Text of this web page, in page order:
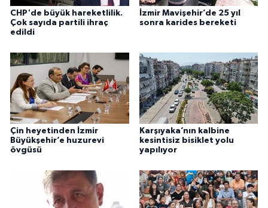
CHP'de büyük hareketlilik.
Çok sayıda partili ihraç
edildi
İzmir Mavişehir’de 25 yıl
sonra karides bereketi
Çin heyetinden İzmir
Büyükşehir’e huzurevi
övgüsü
Karşıyaka’nın kalbine
kesintisiz bisiklet yolu
yapılıyor